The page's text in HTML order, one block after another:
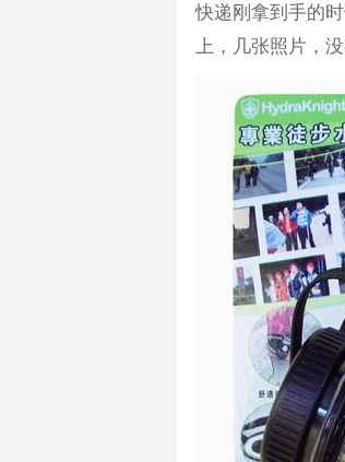
快递刚拿到手的
上，几张照片，